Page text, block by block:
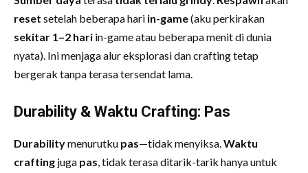
reset setelah beberapa hari in-game(aku perkirakan
sekitar 1–2 hari in-game atau beberapa menit di dunia
nyata). Ini menjaga alur eksplorasi dan crafting tetap
bergerak tanpa terasa tersendat lama.
Durability & Waktu Crafting: Pas
Durabilitymenurutku pas—tidak menyiksa.Waktu
crafting juga pas, tidak terasa ditarik-tarik hanya untuk